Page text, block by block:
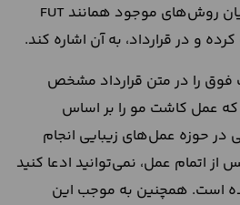
برای مثال او می‌تواند از میان روش‌های موجود همانند FUT
فوق را در متن قرارداد مشخص
که عمل کاشت مو را بر اساس
در حوزه عمل‌های زیبایی انجام
اتمام عمل، نمی‌توانید ادعا کنید
است. همچنین به موجب این